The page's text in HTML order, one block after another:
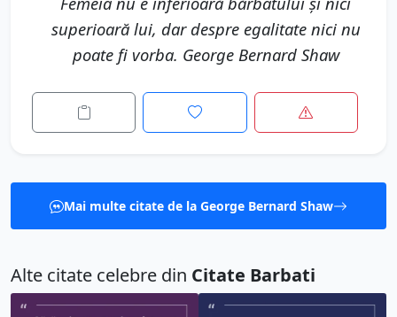
superioară lui, dar despre egalitate nici nu
poate fi vorba. George Bernard Shaw
Mai multe citate de la George Bernard Shaw
Alte citate celebre din Citate Barbati